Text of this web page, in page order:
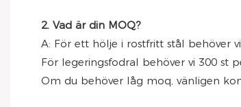
2. Vad är din MOQ?
A: För ett hölje i rostfritt stål behöver
För legeringsfodral behöver vi 300 st
Om du behöver låg moq, vänligen